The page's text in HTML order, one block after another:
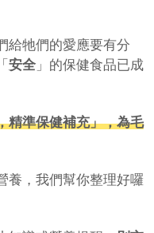
給牠們的愛應要有分
安全 」的保健食品已成
精準保健補充」，為毛
養，我們幫你整理好囉